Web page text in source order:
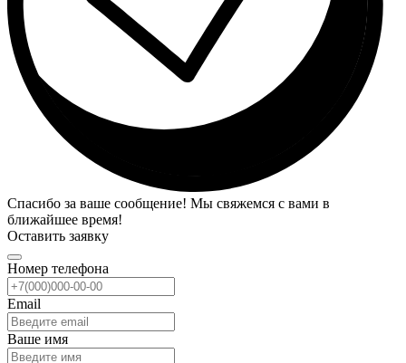
Спасибо за ваше сообщение! Мы свяжемся с вами в
ближайшее время!
Оставить заявку
Номер телефона
Email
Ваше имя